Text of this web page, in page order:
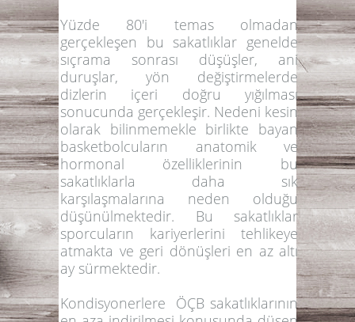
Yüzde 80'i temas olmadan
gerçekleşen bu sakatlıklar genelde
sıçrama sonrası düşüşler, ani
duruşlar, yön değiştirmelerde
dizlerin içeri doğru yığılması
sonucunda gerçekleşir. Nedeni kesin
olarak bilinmemekle birlikte bayan
basketbolcuların anatomik ve
hormonal özelliklerinin bu
sakatlıklarla daha sık
karşılaşmalarına neden olduğu
düşünülmektedir. Bu sakatlıklar
sporcuların kariyerlerini tehlikeye
atmakta ve geri dönüşleri en az altı
ay sürmektedir.
Kondisyonerlere ÖÇB sakatlıklarının